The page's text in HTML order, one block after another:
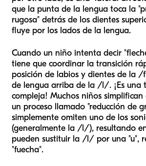
que la punta de la lengua toca la
rugosa" detrás de los dientes
fluye por los lados de la lengua.
Cuando un niño intenta decir
tiene que coordinar la transición
posición de labios y dientes de la
de lengua arriba de la /l/. ¡Es una
compleja! Muchos niños
un proceso llamado "reducción de
simplemente omiten uno de los
(generalmente la /l/), resultando
pueden sustituir la /l/ por una "u",
"fuecha".